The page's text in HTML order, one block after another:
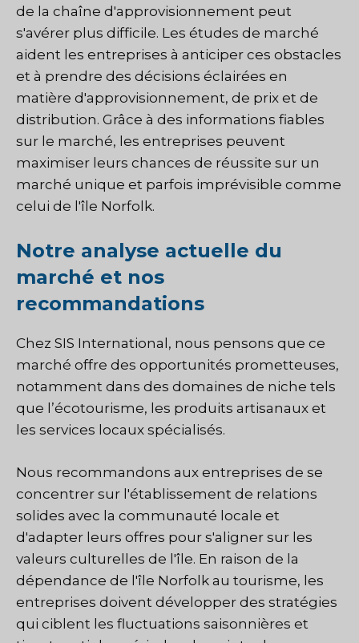
de la chaîne d'approvisionnement peut
s'avérer plus difficile. Les études de marché
aident les entreprises à anticiper ces obstacles
et à prendre des décisions éclairées en
matière d'approvisionnement, de prix et de
distribution. Grâce à des informations fiables
sur le marché, les entreprises peuvent
maximiser leurs chances de réussite sur un
marché unique et parfois imprévisible comme
celui de l'île Norfolk.
Notre analyse actuelle du
marché et nos
recommandations
Chez SIS International, nous pensons que ce
marché offre des opportunités prometteuses,
notamment dans des domaines de niche tels
que l’écotourisme, les produits artisanaux et
les services locaux spécialisés.
Nous recommandons aux entreprises de se
concentrer sur l'établissement de relations
solides avec la communauté locale et
d'adapter leurs offres pour s'aligner sur les
valeurs culturelles de l'île. En raison de la
dépendance de l'île Norfolk au tourisme, les
entreprises doivent développer des stratégies
qui ciblent les fluctuations saisonnières et